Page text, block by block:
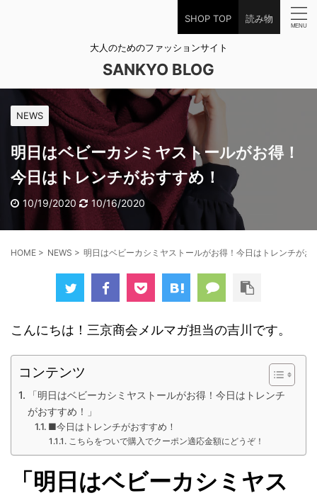
SHOP TOP 読み物
大人のためのファッションサイト
SANKYO BLOG
NEWS
明日はベビーカシミヤストールがお得！
今日はトレンチがおすすめ！
10/19/2020 10/16/2020
HOME > NEWS > 明日はベビーカシミヤストールがお得！今日はトレンチがお
こんにちは！三京商会メルマガ担当の吉川です。
コンテンツ
「明日はベビーカシミヤストールがお得！今日はトレンチ
がおすすめ！」
■今日はトレンチがおすすめ！
こちらをついで購入でクーポン適応金額にどうぞ！
「明日はベビーカシミヤス